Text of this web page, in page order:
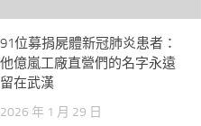
91位募捐屍體新冠肺炎患者：
他億嵐工廠直營們的名字永遠
留在武漢
2026 年 1 月 29 日